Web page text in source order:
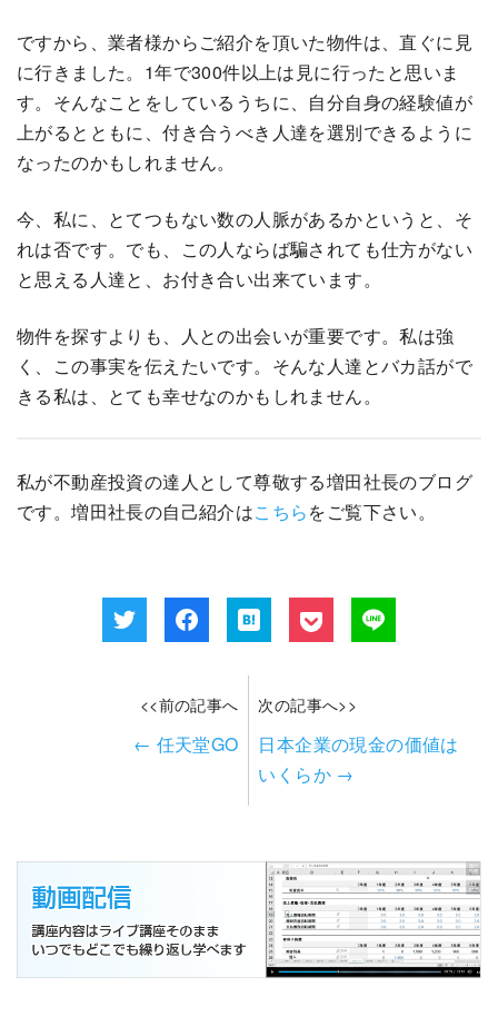
ですから、業者様からご紹介を頂いた物件は、直ぐに見
に行きました。1年で300件以上は見に行ったと思いま
す。そんなことをしているうちに、自分自身の経験値が
上がるとともに、付き合うべき人達を選別できるように
なったのかもしれません。
今、私に、とてつもない数の人脈があるかというと、そ
れは否です。でも、この人ならば騙されても仕方がない
と思える人達と、お付き合い出来ています。
物件を探すよりも、人との出会いが重要です。私は強
く、この事実を伝えたいです。そんな人達とバカ話がで
きる私は、とても幸せなのかもしれません。
私が不動産投資の達人として尊敬する増田社長のブログ
です。増田社長の自己紹介はこちらをご覧下さい。
<<前の記事へ
← 任天堂GO
次の記事へ>>
日本企業の現金の価値は
いくらか →